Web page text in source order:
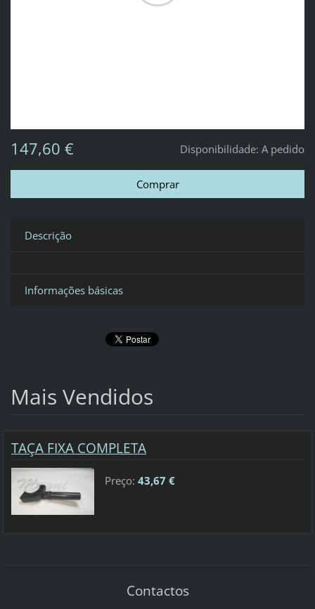
Disponibilidade: A pedido
147,60 €
Descrição
Informações básicas
Mais Vendidos
TAÇA FIXA COMPLETA
Preço: 43,67 €
Contactos